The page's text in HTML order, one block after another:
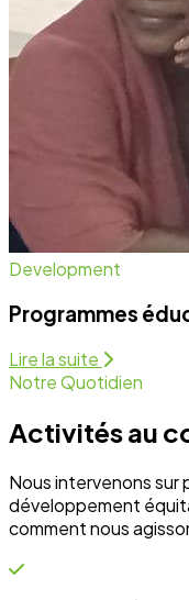
Activités au
Nous intervenons sur
développement
comment nous
Programmes
Activité régulière
Activité régulière
Activité régulière